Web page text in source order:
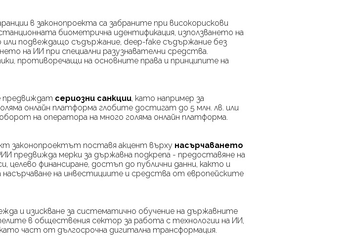
в законопроекта са забраните при високорискови
биометрична идентификация, използването на
или подвеждащо съдържание, deep-fake съдържание без
на ИИ при специални разузнавателни средства.
противоречащи на основните права и принципите на
предвиждат сериозни санкции, като например за
онлайн платформа глобите достигат до 5 млн. лв. или
на оператора на много голяма онлайн платформа.
законопроектът поставя акцент върху насърчаването
предвижда мерки за държавна подкрепа - предоставяне на
целево финансиране, достъп до публични данни, както и
насърчаване на инвестициите и средства от европейските
и изискване за систематично обучение на държавните
в обществения сектор за работа с технологии на ИИ,
част от дългосрочна дигитална трансформация.